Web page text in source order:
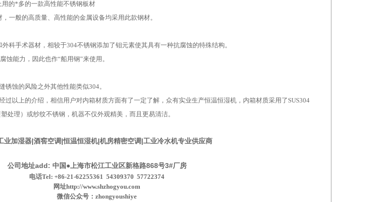
的*多的一款高性能不锈钢板材
一般的高质量、高性能的金属设备均采用此款钢材。
科手术器材，相较于304不锈钢添加了钼元素使其具有一种抗腐蚀的特殊结构。
蚀能力，因此也作“船用钢”来使用。
锈蚀的风险之外其他性能类似304。
过以上的介绍，相信用户对内箱材质方面有了一定了解， 众有实业生产恒温恒湿机，内箱材质采用了 SUS304
处理）或纱纹不锈钢，机器不仅外观精美，而且更易清洁。
业加湿器|酒窖空调|恒温恒湿机|机房精密空调|工业冷水机专业供应商
公司地址add: 中国●上海市松江工业区新格路868号3#厂房
电话Tel: +86-21-62255361 54309370 57722374
网址http://www.shzhogyou.com
微信公众号：zhongyoushiye